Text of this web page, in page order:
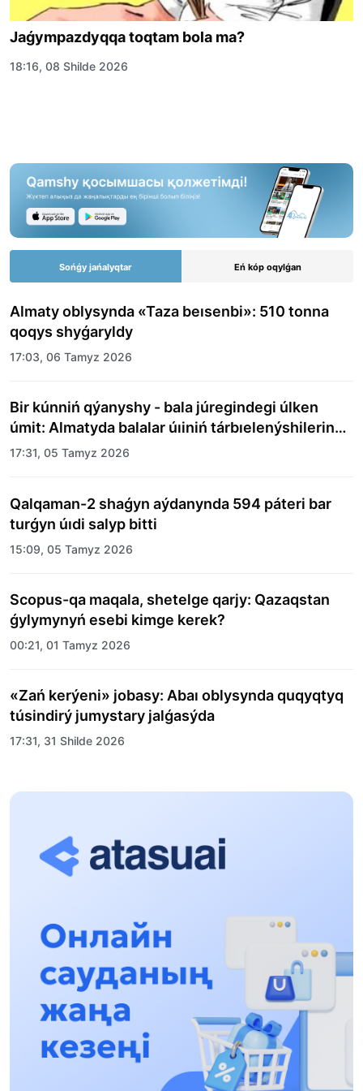
Jaǵympazdyqqa toqtam bola ma?
18:16, 08 Shilde 2026
Sońǵy jańalyqtar Eń kóp oqylǵan
Almaty oblysynda «Taza beısenbi»: 510 tonna
qoqys shyǵaryldy
17:03, 06 Tamyz 2026
Bir kúnniń qýanyshy - bala júregindegi úlken
úmit: Almatyda balalar úıiniń tárbıelenýshilerine
merekelik kún uıymdastyryldy
17:31, 05 Tamyz 2026
Qalqaman-2 shaǵyn aýdanynda 594 páteri bar
turǵyn úıdi salyp bitti
15:09, 05 Tamyz 2026
Scopus-qa maqala, shetelge qarjy: Qazaqstan
ǵylymynyń esebi kimge kerek?
00:21, 01 Tamyz 2026
«Zań kerýeni» jobasy: Abaı oblysynda quqyqtyq
túsindirý jumystary jalǵasýda
17:31, 31 Shilde 2026
Halyqaralyq «Formýla-1 H2O» jarysyn Qonaev
13:13, 30 Shilde 2026
12:01, 28 Shilde 2026
Abzal Dostıar: Dýman Muhametkárimdi Almaty
túrmesine aýystyrýy múmkin
16:15, 27 Shilde 2026
Óskenbaı Qulataıuly: Rýhanıatqa qyzmet etken